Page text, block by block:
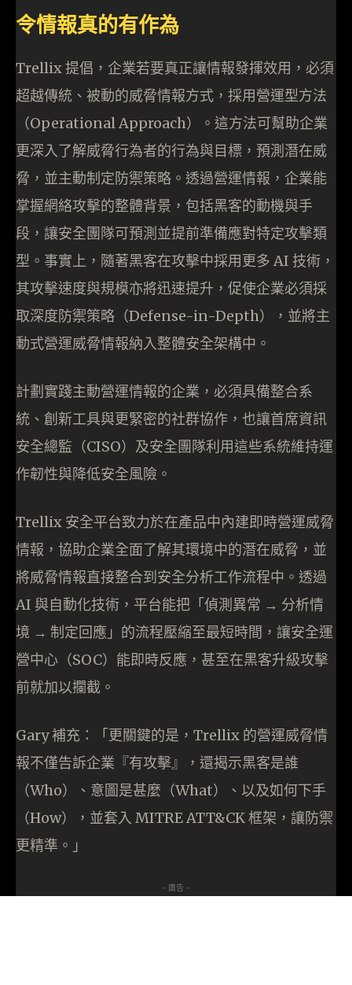
令情報真的有作為
Trellix 提倡，企業若要真正讓情報發揮效用，必須
超越傳統、被動的威脅情報方式，採用營運型方法
（Operational Approach）。這方法可幫助企業
更深入了解威脅行為者的行為與目標，預測潛在威
脅，並主動制定防禦策略。透過營運情報，企業能
掌握網絡攻擊的整體背景，包括黑客的動機與手
段，讓安全團隊可預測並提前準備應對特定攻擊類
型。事實上，隨著黑客在攻擊中採用更多 AI 技術，
其攻擊速度與規模亦將迅速提升，促使企業必須採
取深度防禦策略（Defense-in-Depth），並將主
動式營運威脅情報納入整體安全架構中。
計劃實踐主動營運情報的企業，必須具備整合系
統、創新工具與更緊密的社群協作，也讓首席資訊
安全總監（CISO）及安全團隊利用這些系統維持運
作韌性與降低安全風險。
Trellix 安全平台致力於在產品中內建即時營運威脅
情報，協助企業全面了解其環境中的潛在威脅，並
將威脅情報直接整合到安全分析工作流程中。透過
AI 與自動化技術，平台能把「偵測異常 → 分析情
境 → 制定回應」的流程壓縮至最短時間，讓安全運
營中心（SOC）能即時反應，甚至在黑客升級攻擊
前就加以攔截。
Gary 補充：「更關鍵的是，Trellix 的營運威脅情
報不僅告訴企業『有攻擊』，還揭示黑客是誰
（Who）、意圖是甚麼（What）、以及如何下手
（How），並套入 MITRE ATT&CK 框架，讓防禦
更精準。」
- 廣告 -